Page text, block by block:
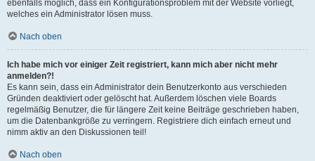
ebenfalls möglich, dass ein Konfigurationsproblem mit der Website vorliegt,
welches ein Administrator lösen muss.
Nach oben
Ich habe mich vor einiger Zeit registriert, kann mich aber nicht mehr
anmelden?!
Es kann sein, dass ein Administrator dein Benutzerkonto aus verschieden
Gründen deaktiviert oder gelöscht hat. Außerdem löschen viele Boards
regelmäßig Benutzer, die für längere Zeit keine Beiträge geschrieben haben,
um die Datenbankgröße zu verringern. Registriere dich einfach erneut und
nimm aktiv an den Diskussionen teil!
Nach oben